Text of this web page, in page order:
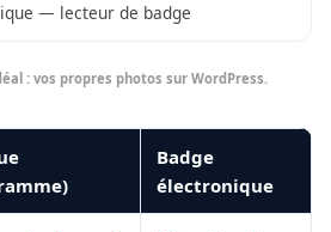
— lecteur de badge
: vos propres photos sur WordPress.
Badge
électronique